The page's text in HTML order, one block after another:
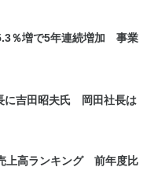
％増で5年連続増加 事業
に吉田昭夫氏 岡田社長は
上高ランキング 前年度比